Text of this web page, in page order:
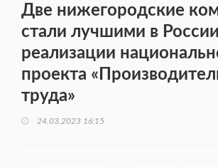
Две нижегородские
стали лучшими в
реализации
проекта
труда»
24.03.2023 16:15